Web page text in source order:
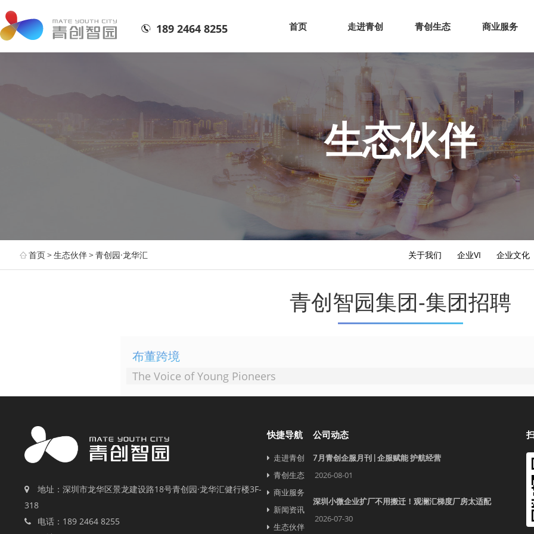
网站首页 走进青创 青创
189 2464 8255 首页 走进青创 青创生态 商业服务
生态伙伴
首页>生态伙伴>青创园·龙华汇 关于我们 企业VI 企业文化
青创智园集团-集团招聘
布董跨境
The Voice of Young Pioneers
地址：深圳市龙华区景龙建设路18号青创园·龙华汇健行楼3F-
318
电话：189 2464 8255
快捷导航
走进青创
青创生态
商业服务
新闻资讯
生态伙伴
公司动态
7月青创企服月刊 | 企服赋能 护航经营
2026-08-01
深圳小微企业扩厂不用搬迁！观澜汇梯度厂房太适配
2026-07-30